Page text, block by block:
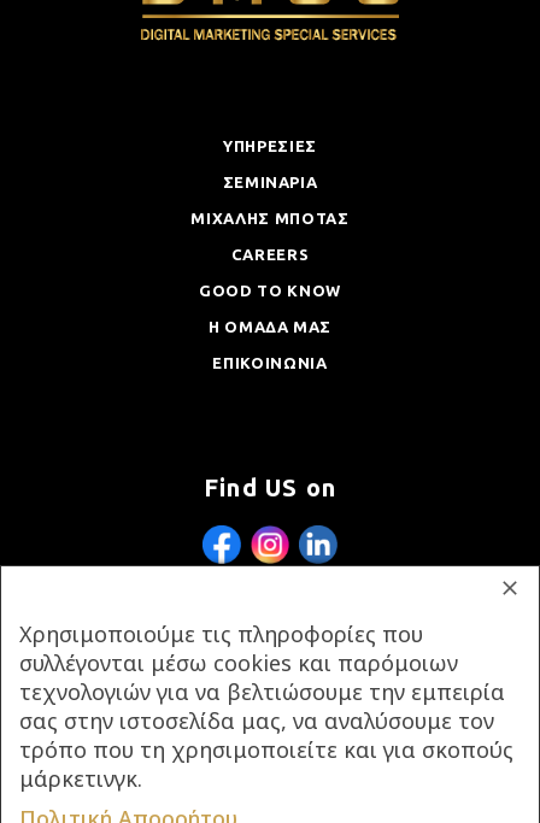
ΥΠΗΡΕΣΙΕΣ
ΣΕΜΙΝΑΡΙΑ
ΜΙΧΑΛΗΣ ΜΠΟΤΑΣ
CAREERS
GOOD TO KNOW
Η ΟΜΑΔΑ ΜΑΣ
ΕΠΙΚΟΙΝΩΝΙΑ
Find US on
Χρησιμοποιούμε τις πληροφορίες που
συλλέγονται μέσω cookies και παρόμοιων
τεχνολογιών για να βελτιώσουμε την εμπειρία
σας στην ιστοσελίδα μας, να αναλύσουμε τον
τρόπο που τη χρησιμοποιείτε και για σκοπούς
μάρκετινγκ.